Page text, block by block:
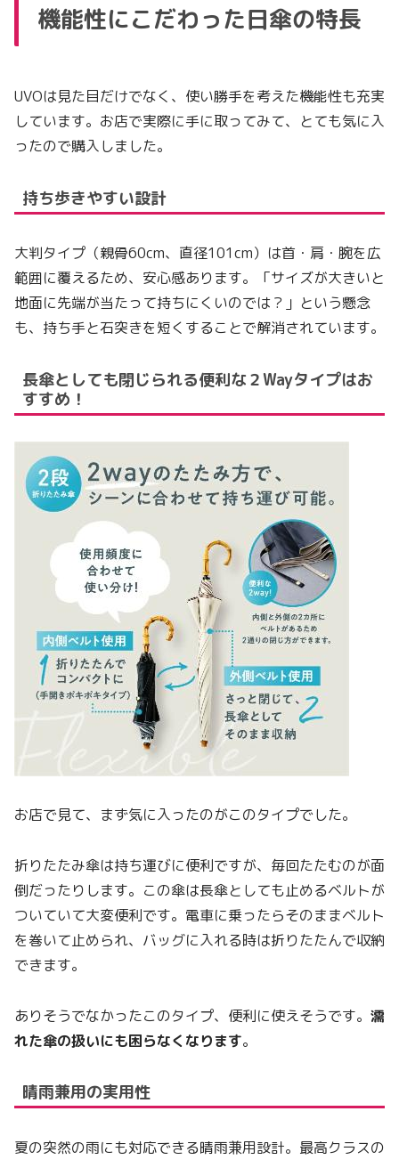
機能性にこだわった日傘の特長
UVOは見た目だけでなく、使い勝手を考えた機能性も充実
しています。お店で実際に手に取ってみて、とても気に入
ったので購入しました。
持ち歩きやすい設計
大判タイプ（親骨60cm、直径101cm）は首・肩・腕を広
範囲に覆えるため、安心感あります。「サイズが大きいと
地面に先端が当たって持ちにくいのでは？」という懸念
も、持ち手と石突きを短くすることで解消されています。
長傘としても閉じられる便利な２Wayタイプはお
すすめ！
お店で見て、まず気に入ったのがこのタイプでした。
折りたたみ傘は持ち運びに便利ですが、毎回たたむのが面
倒だったりします。この傘は長傘としても止めるベルトが
ついていて大変便利です。電車に乗ったらそのままベルト
を巻いて止められ、バッグに入れる時は折りたたんで収納
できます。
ありそうでなかったこのタイプ、便利に使えそうです。 濡
れた傘の扱いにも困らなくなります。
晴雨兼用の実用性
夏の突然の雨にも対応できる晴雨兼用設計。最高クラスの